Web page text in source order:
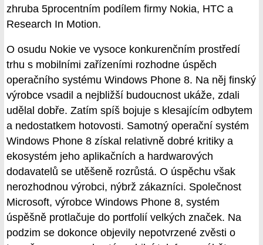
zhruba 5procentním podílem firmy Nokia, HTC a
Research In Motion.
O osudu Nokie ve vysoce konkurenčním prostředí
trhu s mobilními zařízeními rozhodne úspěch
operačního systému Windows Phone 8. Na něj finský
výrobce vsadil a nejbližší budoucnost ukáže, zdali
udělal dobře. Zatím spíš bojuje s klesajícím odbytem
a nedostatkem hotovosti. Samotný operační systém
Windows Phone 8 získal relativně dobré kritiky a
ekosystém jeho aplikačních a hardwarových
dodavatelů se utěšeně rozrůstá. O úspěchu však
nerozhodnou výrobci, nýbrž zákazníci. Společnost
Microsoft, výrobce Windows Phone 8, systém
úspěšně protlačuje do portfolií velkých značek. Na
podzim se dokonce objevily nepotvrzené zvěsti o